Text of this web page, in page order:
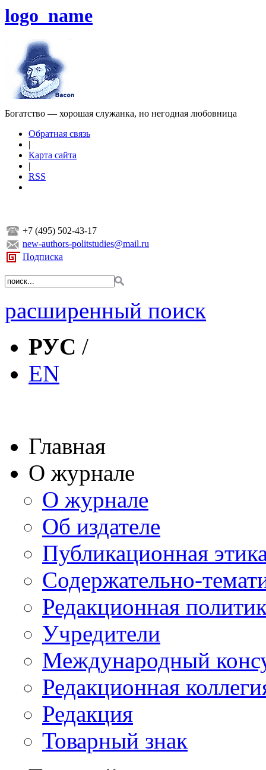
logo_name
Богатство — хорошая служанка, но негодная любовница
Обратная связь
|
Карта сайта
|
RSS
+7 (495) 502-43-17
new-authors-politstudies@mail.ru
Подписка
расширенный поиск
РУС /
EN
Главная
О журнале
О журнале
Об издателе
Публикационная
Содержательно-
Редакционная
Учредители
Международный
Редакционная
Редакция
Товарный знак